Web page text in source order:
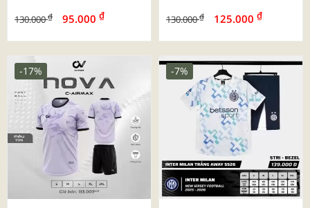
130.000₫ 95.000 ₫ 130.000₫ 125.000 ₫
-17% -7%